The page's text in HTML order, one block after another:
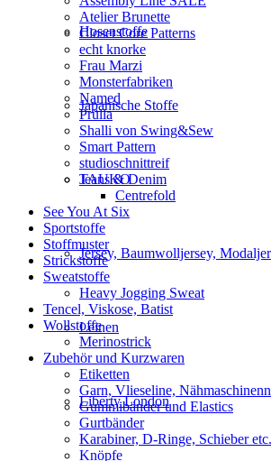
Hosenstoffe
Japanische Stoffe
Jeans & Denim
Jersey, Baumwolljersey,
Leinen
Liberty London
Atelier Brunette
Closet Core Patterns
echt knorke
Frau Marzi
Monsterfabriken
Named
Prülla
Shalli von Swing&Sew
Smart Pattern
studioschnittreif
TAUKO
Centrefold
See You At Six
Sportstoffe
Stoffmuster
Strickstoffe
Sweatstoffe
Heavy Jogging Sweat
Tencel, Viskose, Batist
Wollstoffe
Merinostrick
Zubehör und Kurzwaren
Etiketten
Garn, Vlieseline,
Gummibänder und Elastics
Gurtbänder
Karabiner, D-Ringe, Schieber etc.
Knöpfe